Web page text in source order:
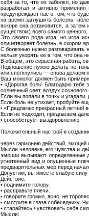
себя за то, что он заболел, но
разработал и активно
предупреждает нас о том, что
на время заглушить болезнь
вскоре она остановится, а затем
существом) всего самого
Это своего рода игра, но игра
олицетворяет болезнь, в скором
С болезнью нужно разговаривать
нельзя укорять ее в том, что она
В общем, это серьезная работа,
Подношение нужно делать не
или споткнулись — снова делаем
Ваш монолог должен быть
• «Дорогая боль! Благодарю
солнечный свет, воздух соснового
Если вы попали в точку и
Если боль не утихает, пробуйте
• «Предлагаю прекрасный летний
Если не подходит, предлагаем
• способствует выздоровлению.
Положительный настрой и
через гармонию действий,
Мысли человека, его чувства и
эмоции вызывают определенные
угнетенный вид и опущенные
предварительных мер перед
Допустим, вы имеете слабую
Действие:
• поднимите голову,
• расправьте плечи,
• говорите громко, ясно, не
• смотрите в глаза собеседнику.
• старайтесь чувствовать себя
Мысли: